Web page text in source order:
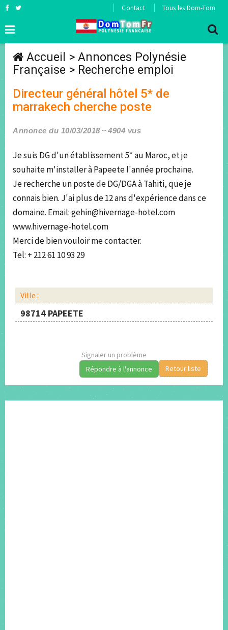
Contact Tous les Dom-Tom
Accueil > Annonces Polynésie
Française > Recherche emploi
Directeur général hôtel 5* de
marrakech cherche poste
Annonce du 10/03/2018 4904 vus
Je suis DG d'un établissement 5* au Maroc, et je
souhaite m'installer à Papeete l'année prochaine.
Je recherche un poste de DG/DGA à Tahiti, que je
connais bien. J'ai plus de 12 ans d'expérience dans ce
domaine. Email: gehin@hivernage-hotel.com
www.hivernage-hotel.com
Merci de bien vouloir me contacter.
Tel: + 212 61 10 93 29
Ville :
98714 PAPEETE
Signaler un problème
Retour liste
Répondre à l'annonce